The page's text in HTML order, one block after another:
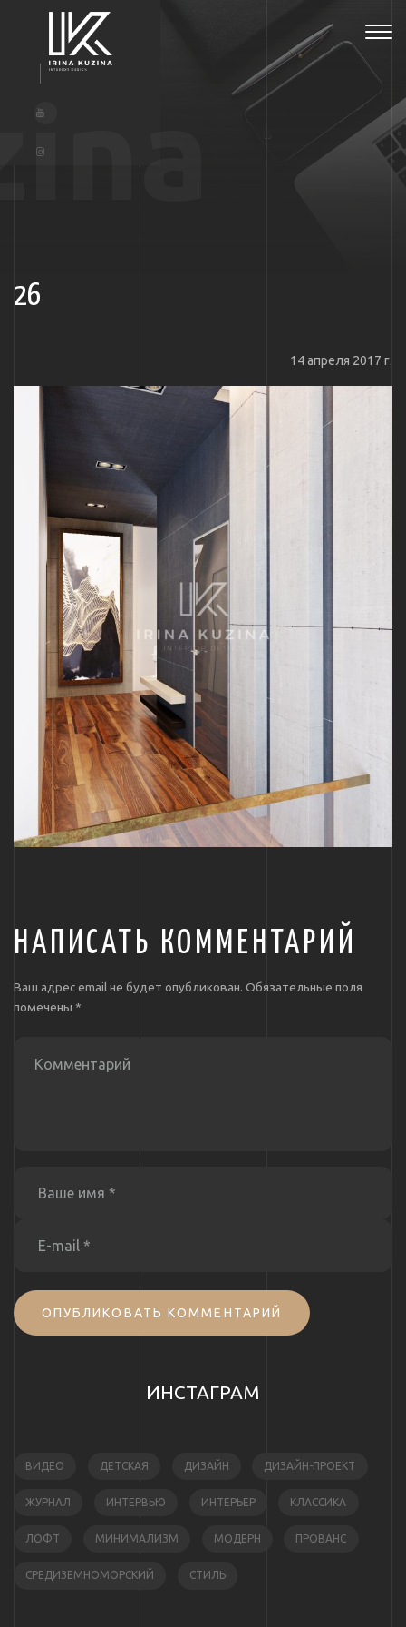
26
14 апреля 2017 г.
НАПИСАТЬ КОММЕНТАРИЙ
Ваш адрес email не будет опубликован. Обязательные поля
помечены *
ОПУБЛИКОВАТЬ КОММЕНТАРИЙ
ИНСТАГРАМ
ВИДЕО ДЕТСКАЯ ДИЗАЙН ДИЗАЙН-ПРОЕКТ
ЖУРНАЛ ИНТЕРВЬЮ ИНТЕРЬЕР КЛАССИКА
ЛОФТ МИНИМАЛИЗМ МОДЕРН ПРОВАНС
СРЕДИЗЕМНОМОРСКИЙ СТИЛЬ